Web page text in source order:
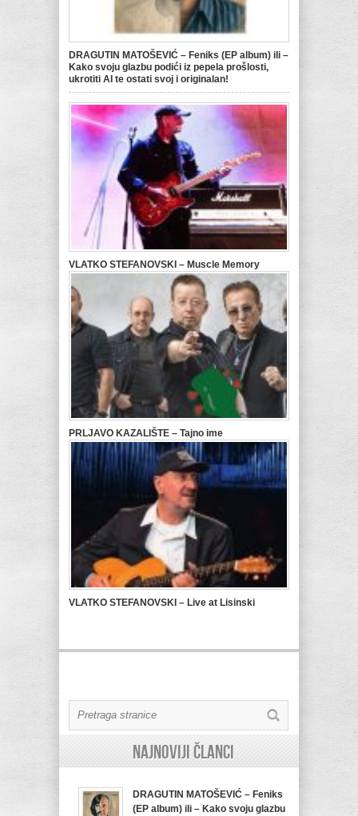
DRAGUTIN MATOŠEVIĆ – Feniks (EP album) ili –
Kako svoju glazbu podići iz pepela prošlosti,
ukrotiti AI te ostati svoj i originalan!
VLATKO STEFANOVSKI – Muscle Memory
PRLJAVO KAZALIŠTE – Tajno ime
VLATKO STEFANOVSKI – Live at Lisinski
Najnoviji članci
DRAGUTIN MATOŠEVIĆ – Feniks
(EP album) ili – Kako svoju glazbu